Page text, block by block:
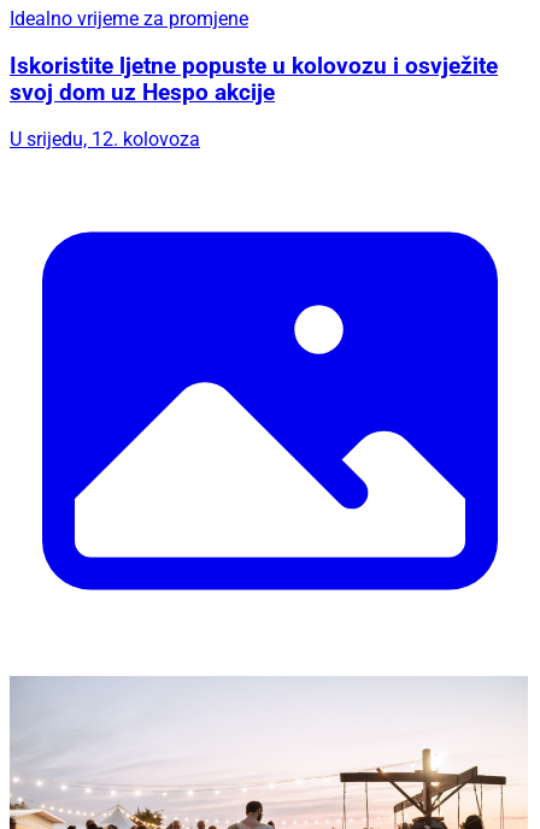
Idealno vrijeme za promjene
Iskoristite ljetne popuste u kolovozu i osvježite
svoj dom uz Hespo akcije
U srijedu, 12. kolovoza